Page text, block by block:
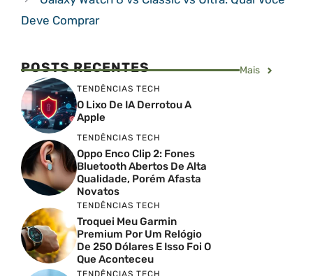
Deve Comprar
POSTS RECENTES Mais
TENDÊNCIAS TECH
O Lixo De IA Derrotou A
Apple
TENDÊNCIAS TECH
Oppo Enco Clip 2: Fones
Bluetooth Abertos De Alta
Qualidade, Porém Afasta
Novatos
TENDÊNCIAS TECH
Troquei Meu Garmin
Premium Por Um Relógio
De 250 Dólares E Isso Foi O
Que Aconteceu
TENDÊNCIAS TECH